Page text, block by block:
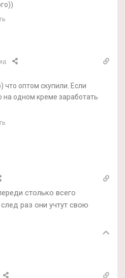
что оптом скупили. Если
на одном креме заработать
столько всего
раз они учтут свою